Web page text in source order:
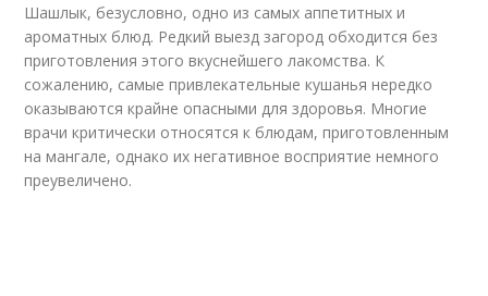
Шашлык, безусловно, одно из самых аппетитных и
ароматных блюд. Редкий выезд загород обходится без
приготовления этого вкуснейшего лакомства. К
сожалению, самые привлекательные кушанья нередко
оказываются крайне опасными для здоровья. Многие
врачи критически относятся к блюдам, приготовленным
на мангале, однако их негативное восприятие немного
преувеличено.